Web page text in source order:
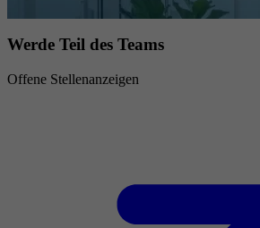
Werde Teil des Teams
Offene Stellenanzeigen